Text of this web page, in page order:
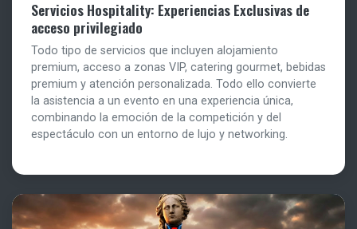
Servicios Hospitality: Experiencias Exclusivas de
acceso privilegiado
Todo tipo de servicios que incluyen alojamiento
premium, acceso a zonas VIP, catering gourmet, bebidas
premium y atención personalizada. Todo ello convierte
la asistencia a un evento en una experiencia única,
combinando la emoción de la competición y del
espectáculo con un entorno de lujo y networking.